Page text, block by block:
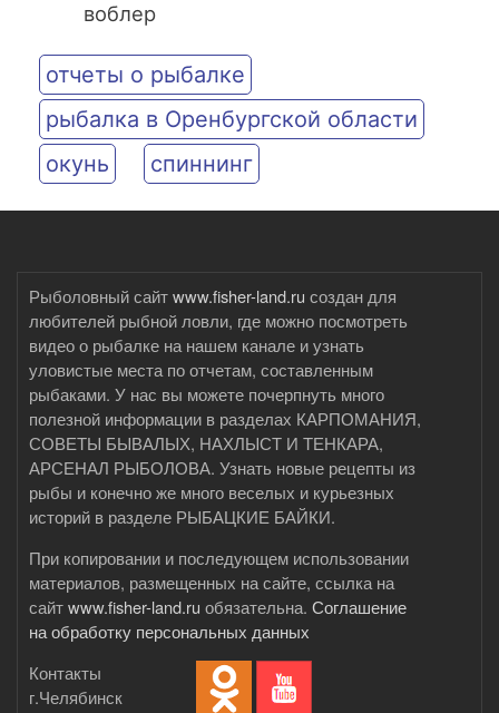
воблер
отчеты о рыбалке
рыбалка в Оренбургской области
окунь
спиннинг
Рыболовный сайтwww.fisher-land.ru создан для
любителей рыбной ловли, где можно посмотреть
видео о рыбалке на нашем канале и узнать
уловистые места по отчетам, составленным
рыбаками. У нас вы можете почерпнуть много
полезной информации в разделах КАРПОМАНИЯ,
СОВЕТЫ БЫВАЛЫХ, НАХЛЫСТ И ТЕНКАРА,
АРСЕНАЛ РЫБОЛОВА. Узнать новые рецепты из
рыбы и конечно же много веселых и курьезных
историй в разделе РЫБАЦКИЕ БАЙКИ.
При копировании и последующем использовании
материалов, размещенных на сайте, ссылка на
сайтwww.fisher-land.ru обязательна. Соглашение
на обработку персональных данных
Контакты
г.Челябинск